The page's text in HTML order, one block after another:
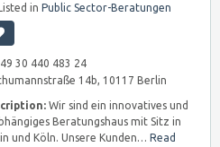
in Public Sector-Beratungen
30 440 483 24
14b, 10117 Berlin
Wir sind ein innovatives und
Beratungshaus mit Sitz in
und Köln. Unsere Kunden… Read